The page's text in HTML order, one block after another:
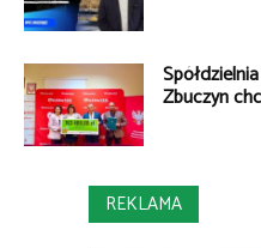
Zbuczyn
REKLAMA